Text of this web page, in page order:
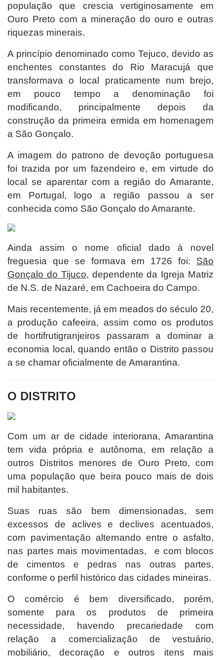
população que crescia vertiginosamente em
Ouro Preto com a mineração do ouro e outras
riquezas minerais.
A princípio denominado como Tejuco, devido as
enchentes constantes do Rio Maracujá que
transformava o local praticamente num brejo,
em pouco tempo a denominação foi
modificando, principalmente depois da
construção da primeira ermida em homenagem
a São Gonçalo.
A imagem do patrono de devoção portuguesa
foi trazida por um fazendeiro e, em virtude do
local se aparentar com a região do Amarante,
em Portugal, logo a região passou a ser
conhecida como São Gonçalo do Amarante.
Ainda assim o nome oficial dado à novel
freguesia que se formava em 1726 foi: São
Gonçalo do Tijuco, dependente da Igreja Matriz
de N.S. de Nazaré, em Cachoeira do Campo.
Mais recentemente, já em meados do século 20,
a produção cafeeira, assim como os produtos
de hortifrutigranjeiros passaram a dominar a
economia local, quando então o Distrito passou
a se chamar oficialmente de Amarantina.
O DISTRITO
Com um ar de cidade interiorana, Amarantina
tem vida própria e autônoma, em relação a
outros Distritos menores de Ouro Preto, com
uma população que beira pouco mais de dois
mil habitantes.
Suas ruas são bem dimensionadas, sem
excessos de aclives e declives acentuados,
com pavimentação alternando entre o asfalto,
nas partes mais movimentadas, e com blocos
de cimentos e pedras nas outras partes,
conforme o perfil histórico das cidades mineiras.
O comércio é bem diversificado, porém,
somente para os produtos de primeira
necessidade, havendo precariedade com
relação a comercialização de vestuário,
mobiliário, decoração e outros itens mais